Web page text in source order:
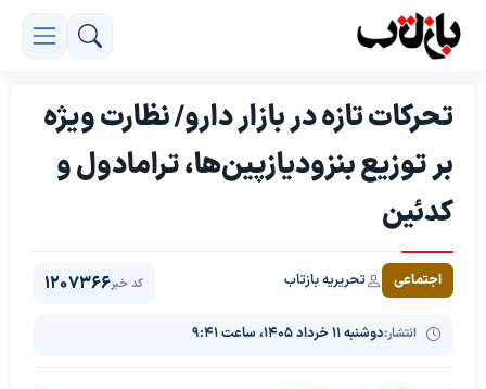
تحرکات تازه در بازار دارو/ نظارت ویژه
بر توزیع بنزودیازپین‌ها، ترامادول و
کدئین
اجتماعی تحریریه بازتاب
انتشار:دوشنبه ۱۱ خرداد ۱۴۰۵، ساعت ۹:۴۱
کد خبر1207366